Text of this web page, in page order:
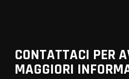
CONTATTACI PER
MAGGIORI